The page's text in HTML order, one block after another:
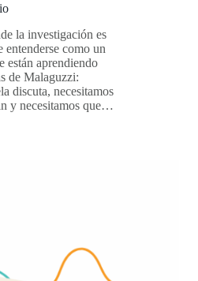
la investigación es
entenderse como un
están aprendiendo
de Malaguzzi:
discuta, necesitamos
y necesitamos que…